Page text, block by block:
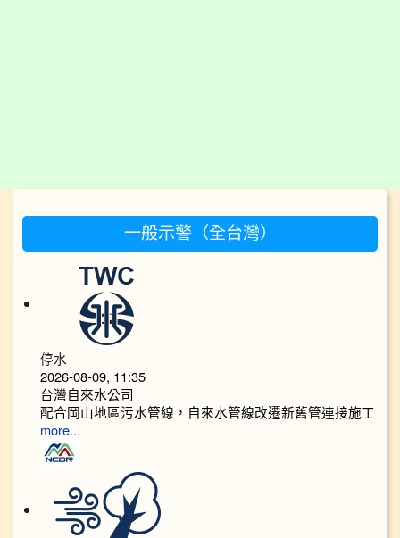
一般示警（全台灣）
停水
2026-08-09, 11:35
台灣自來水公司
配合岡山地區污水管線，自來水管線改遷新舊管連接施工
more...